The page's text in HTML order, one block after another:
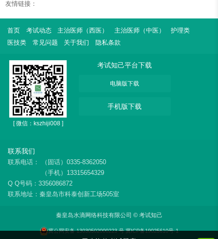
友情链接：
首页 考试动态 主治医师（西医） 主治医师（中医）
护理类
医技类
常见问题 关于我们 隐私条款
[ 微信：kszhiji008 ]
考试知己平台下载
电脑版下载
手机版下载
联系我们
联系电话：
（固话）0335-8362050
（手机）13315654329
Q Q号码：3356086872
联系地址：秦皇岛市科泰创新工场505室
秦皇岛水滴网络科技有限公司 © 考试知己
冀公网安备 13030502000223 号 冀ICP备19025610号-1